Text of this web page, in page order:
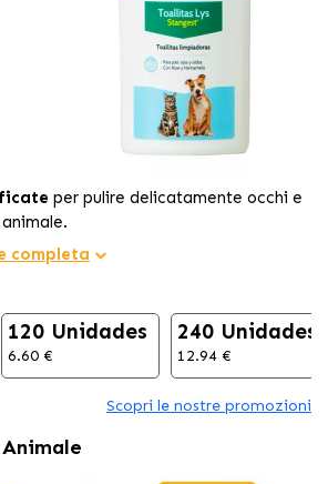
per pulire delicatamente occhi e
lenitiviche rispettano la pelle delicata.
completa
120 Unidades
6.60 €
240 Unidades
12.94 €
Scopri le nostre promozioni